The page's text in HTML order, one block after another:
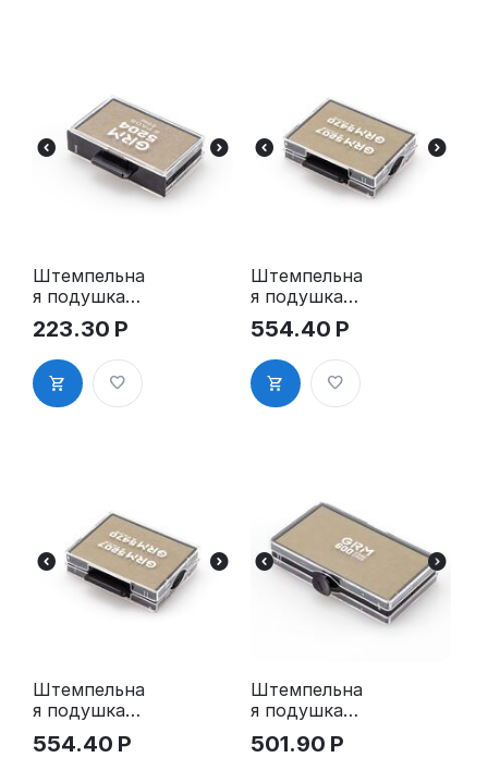
Штемпельна
я подушка
для GRM
5204 2Pads
223.30 Р
Штемпельна
я подушка
для GRM
5207 2Pads,
синяя
554.40 Р
Штемпельна
я подушка
для GRM
5207 2Pads
554.40 Р
Штемпельна
я подушка
для GRM
600 2Pads
501.90 Р